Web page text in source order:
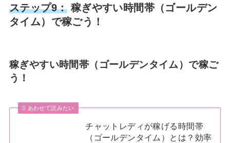
ステップ9： 稼ぎやすい時間帯（ゴールデン
タイム）で稼ごう！
稼ぎやすい時間帯（ゴールデンタイム）で稼ご
う！
あわせて読みたい
チャットレディが稼げる時間帯
（ゴールデンタイム）とは？効率